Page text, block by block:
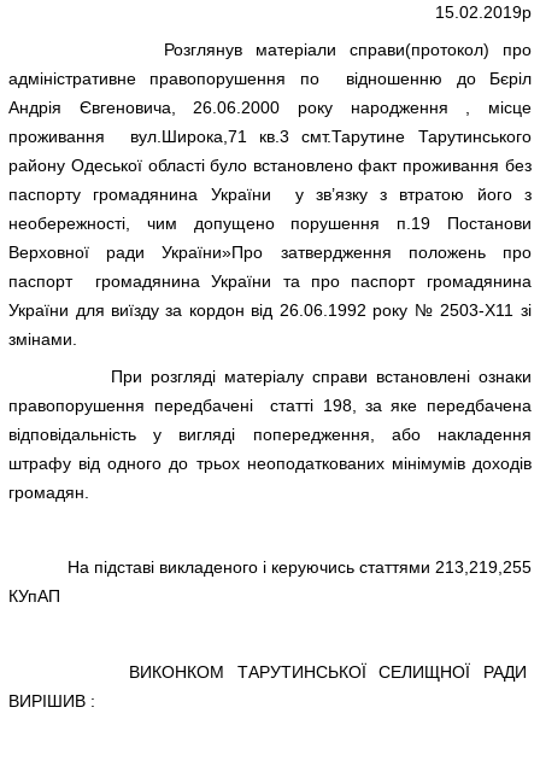
15.02.2019р
Розглянув матеріали справи(протокол) про
адміністративне правопорушення по відношенню до Бєріл
Андрія Євгеновича, 26.06.2000 року народження , місце
проживання вул.Широка,71 кв.3 смт.Тарутине Тарутинського
району Одеської області було встановлено факт проживання без
паспорту громадянина України у зв’язку з втратою його з
необережності, чим допущено порушення п.19 Постанови
Верховної ради України»Про затвердження положень про
паспорт громадянина України та про паспорт громадянина
України для виїзду за кордон від 26.06.1992 року № 2503-Х11 зі
змінами.
При розгляді матеріалу справи встановлені ознаки
правопорушення передбачені статті 198, за яке передбачена
відповідальність у вигляді попередження, або накладення
штрафу від одного до трьох неоподаткованих мінімумів доходів
громадян.
На підставі викладеного і керуючись статтями 213,219,255
КУпАП
ВИКОНКОМ ТАРУТИНСЬКОЇ СЕЛИЩНОЇ РАДИ
ВИРІШИВ :